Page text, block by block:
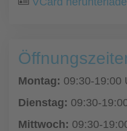
Montag: 09:30-19:00
Dienstag: 09:30-
Mittwoch: 09:30-